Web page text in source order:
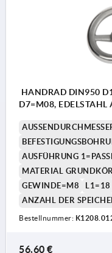
HANDRAD DIN950
D7=M08, EDELSTAHL
AUSFÜHRUNG
MATERIAL
GEWINDE=M8
L1=18
ANZAHL DER
Bestellnummer:
56,60 €